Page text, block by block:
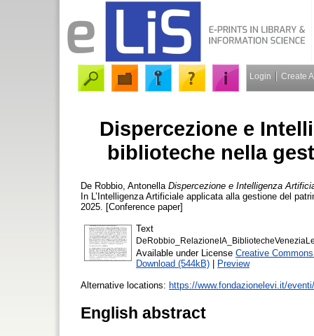
Login Create
Dispercezione e
biblioteche nella
De Robbio, Antonella Dispercezione e Intelligenza
In L’Intelligenza Artificiale applicata alla gestione del
2025. [Conference paper]
Text
Available under License Creative
Download (544kB) | Preview
Alternative locations: https://www.fondazionelevi.it/
English abstract